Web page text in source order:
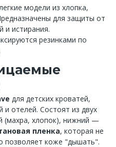
модели из хлопка,
для защиты от
и истирания.
резинками по
для детских кроватей,
и отелей. Состоят из двух
(махра, хлопок), нижний —
пленка, которая не
позволяет коже "дышать".